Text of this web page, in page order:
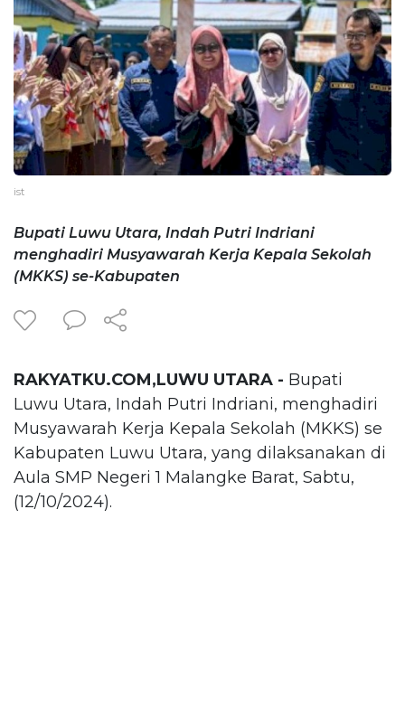
ist
Bupati Luwu Utara, Indah Putri Indriani
menghadiri Musyawarah Kerja Kepala Sekolah
(MKKS) se-Kabupaten
RAKYATKU.COM,LUWU UTARA - Bupati
Luwu Utara, Indah Putri Indriani, menghadiri
Musyawarah Kerja Kepala Sekolah (MKKS) se
Kabupaten Luwu Utara, yang dilaksanakan di
Aula SMP Negeri 1 Malangke Barat, Sabtu,
(12/10/2024).